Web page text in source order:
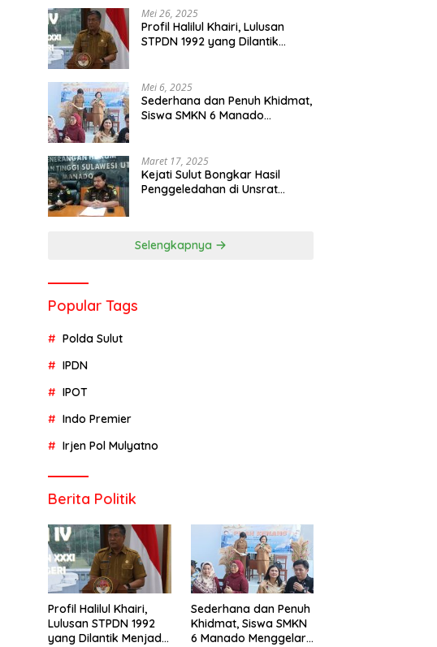
Mei 26, 2025
Profil Halilul Khairi, Lulusan
STPDN 1992 yang Dilantik
Mei 6, 2025
Sederhana dan Penuh Khidmat,
Siswa SMKN 6 Manado
Maret 17, 2025
Kejati Sulut Bongkar Hasil
Penggeledahan di Unsrat
Selengkapnya
Popular Tags
Polda Sulut
IPDN
IPOT
Indo Premier
Irjen Pol Mulyatno
Berita Politik
Profil Halilul Khairi,
Lulusan STPDN 1992
yang Dilantik Menjadi
Sederhana dan Penuh
Khidmat, Siswa SMKN
6 Manado Menggelar